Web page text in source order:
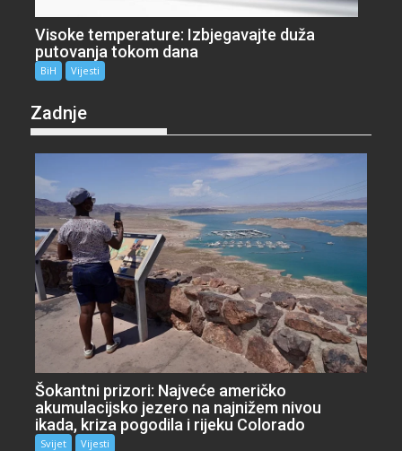
Visoke temperature: Izbjegavajte duža
putovanja tokom dana
BiH Vijesti
Zadnje
Šokantni prizori: Najveće američko
akumulacijsko jezero na najnižem nivou
ikada, kriza pogodila i rijeku Colorado
Svijet Vijesti